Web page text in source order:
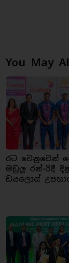
You May
රට වෙනුවෙන්
මඩුලු රන්-රිදී
ඩයලොග්